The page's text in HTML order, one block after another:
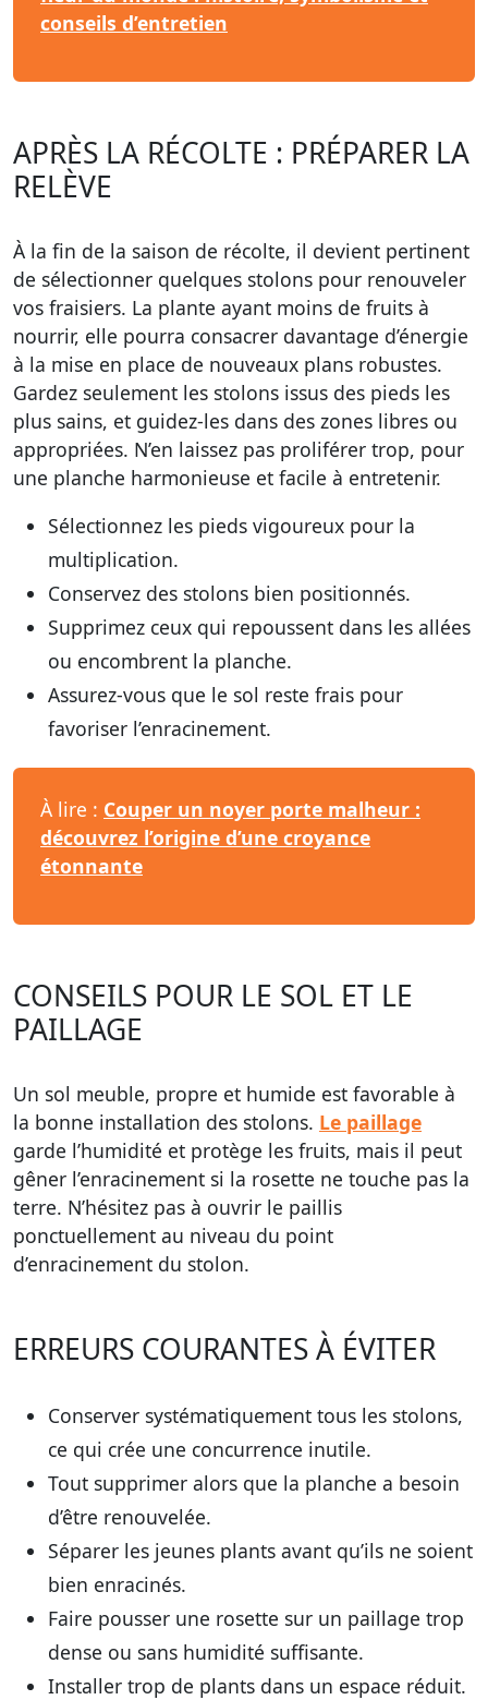
conseils d’entretien
APRÈS LA RÉCOLTE : PRÉPARER LA
RELÈVE
À la fin de la saison de récolte, il devient pertinent
de sélectionner quelques stolons pour renouveler
vos fraisiers. La plante ayant moins de fruits à
nourrir, elle pourra consacrer davantage d’énergie
à la mise en place de nouveaux plans robustes.
Gardez seulement les stolons issus des pieds les
plus sains, et guidez-les dans des zones libres ou
appropriées. N’en laissez pas proliférer trop, pour
une planche harmonieuse et facile à entretenir.
Sélectionnez les pieds vigoureux pour la
multiplication.
Conservez des stolons bien positionnés.
Supprimez ceux qui repoussent dans les allées
ou encombrent la planche.
Assurez-vous que le sol reste frais pour
favoriser l’enracinement.
À lire : Couper un noyer porte malheur :
découvrez l’origine d’une croyance
étonnante
CONSEILS POUR LE SOL ET LE
PAILLAGE
Un sol meuble, propre et humide est favorable à
la bonne installation des stolons. Le paillage
garde l’humidité et protège les fruits, mais il peut
gêner l’enracinement si la rosette ne touche pas la
terre. N’hésitez pas à ouvrir le paillis
ponctuellement au niveau du point
d’enracinement du stolon.
ERREURS COURANTES À ÉVITER
Conserver systématiquement tous les stolons,
ce qui crée une concurrence inutile.
Tout supprimer alors que la planche a besoin
d’être renouvelée.
Séparer les jeunes plants avant qu’ils ne soient
bien enracinés.
Faire pousser une rosette sur un paillage trop
dense ou sans humidité suffisante.
Installer trop de plants dans un espace réduit.